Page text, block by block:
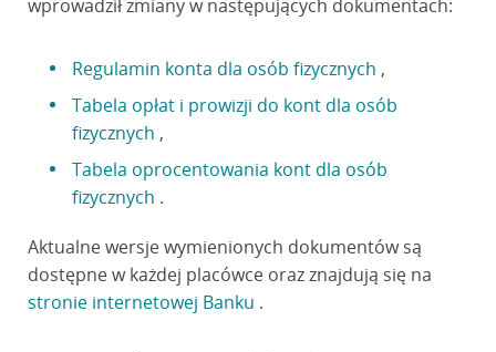
wprowadził zmiany w następujących dokumentach:
Regulamin konta dla osób fizycznych ,
Tabela opłat i prowizji do kont dla osób
fizycznych ,
Tabela oprocentowania kont dla osób
fizycznych .
Aktualne wersje wymienionych dokumentów są
dostępne w każdej placówce oraz znajdują się na
stronie internetowej Banku .